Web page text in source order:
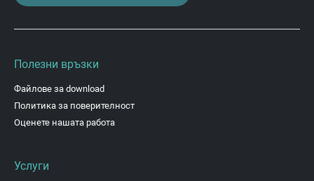
Полезни връзки
Файлове за download
Политика за поверителност
Оценете нашата работа
Услуги